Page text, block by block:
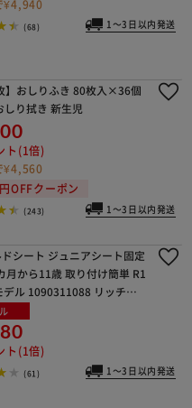
¥4,940
(68) 1～3日以内発送
】おしりふき 80枚入×36個
しり拭き 新生児
ト(1倍)
¥4,560
OFFクーポン
(243) 1～3日以内発送
シート ジュニアシート固定
月から11歳 取り付け簡単 R1
デル 1090311088 リッチブ
ト(1倍)
(61) 1～3日以内発送